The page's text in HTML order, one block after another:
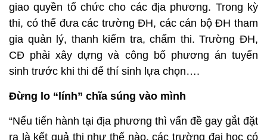
giao quyền tổ chức cho các địa phương. Trong kỳ
thi, có thể đưa các trường ĐH, các cán bộ ĐH tham
gia quản lý, thanh kiểm tra, chấm thi. Trường ĐH,
CĐ phải xây dựng và công bố phương án tuyển
sinh trước khi thi để thí sinh lựa chọn….
Đừng lo “lính” chĩa súng vào mình
“Nếu tiến hành tại địa phương thì vấn đề gay gắt đặt
ra là kết quả thi như thế nào, các trường đại học có